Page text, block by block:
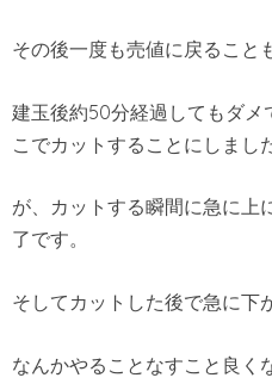
その後一度も売値に戻ること
建玉後約50分経過してもダメ
こでカットすることにしまし
が、カットする瞬間に急に上
了です。
そしてカットした後で急に下
なんかやることなすこと良く